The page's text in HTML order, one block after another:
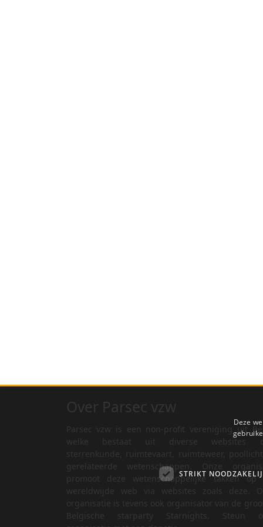
Parsec vzw is een non-profit vereniging uit
welke bestaat uit diverse websites
gerelateerde wetenschappen. Onze
promoot deze wetenschappelijke takken op
Deze
STRIKT